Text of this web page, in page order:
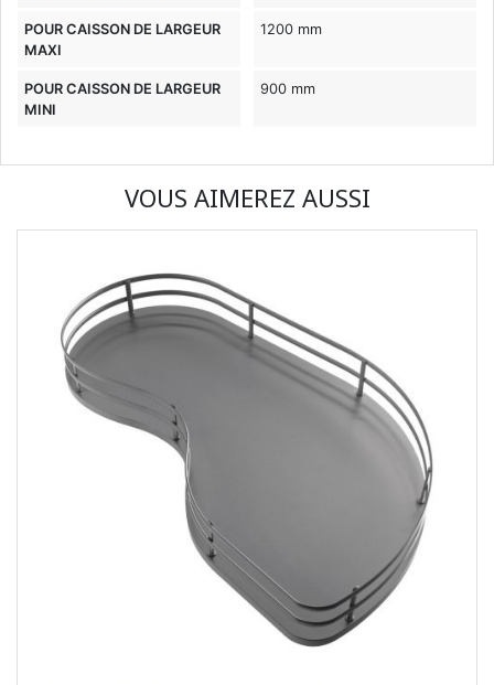
POUR CAISSON DE LARGEUR
MAXI
1200 mm
POUR CAISSON DE LARGEUR
MINI
900 mm
VOUS AIMEREZ AUSSI